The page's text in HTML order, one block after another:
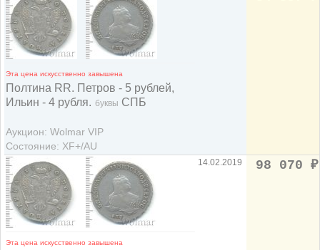
Эта цена искусственно завышена
Полтина RR. Петров - 5 рублей,
Ильин - 4 рубля. буквы СПБ
Аукцион: Wolmar VIP
Состояние: XF+/AU
Эта цена искусственно завышена
14.02.2019 98 070 ₽